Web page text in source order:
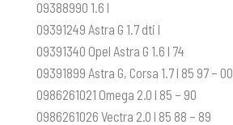
09388990 1.6 l
09391249 Astra G 1.7 dti l
09391340 Opel Astra G 1.6 l 74
09391899 Astra G, Corsa 1.7 l 85 97 – 00
0986261021 Omega 2.0 l 85 – 90
0986261026 Vectra 2.0 l 85 88 – 89